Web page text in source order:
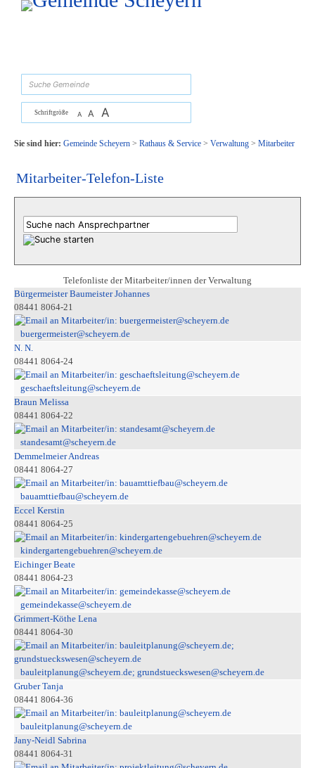
Zum Inhalt, zur Navigationoder zur Startseite springen.
Schriftgröße A A A
Sie sind hier: Gemeinde Scheyern> Rathaus & Service> Verwaltung> Mitarbeiter
Mitarbeiter-Telefon-Liste
Telefonliste der Mitarbeiter/innen der Verwaltung
Bürgermeister Baumeister Johannes
08441 8064-21
buergermeister@scheyern.de
N. N.
08441 8064-24
geschaeftsleitung@scheyern.de
Braun Melissa
08441 8064-22
standesamt@scheyern.de
Demmelmeier Andreas
08441 8064-27
bauamttiefbau@scheyern.de
Eccel Kerstin
08441 8064-25
kindergartengebuehren@scheyern.de
Eichinger Beate
08441 8064-23
gemeindekasse@scheyern.de
Grimmert-Köthe Lena
08441 8064-30
bauleitplanung@scheyern.de; grundstueckswesen@scheyern.de
Gruber Tanja
08441 8064-36
bauleitplanung@scheyern.de
Jany-Neidl Sabrina
08441 8064-31